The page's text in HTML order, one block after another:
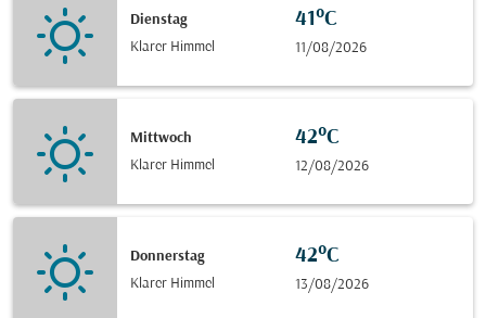
Dienstag
Klarer Himmel
41°C
11/08/2026
Mittwoch
Klarer Himmel
42°C
12/08/2026
Donnerstag
Klarer Himmel
42°C
13/08/2026